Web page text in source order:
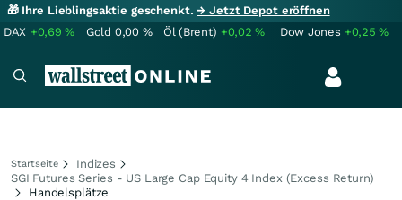
🎁 Ihre Lieblingsaktie geschenkt.→ Jetzt Depot eröffnen
DAX +0,69% Gold 0,00 % Öl (Brent) +0,02% Dow Jones +0,25%
Startseite
Indizes
SGI Futures Series - US Large Cap Equity 4 Index (Excess Return)
Handelsplätze